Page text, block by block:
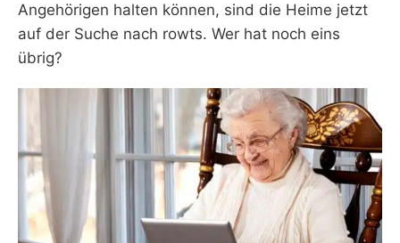
Angehörigen halten können, sind die Heime jetzt
auf der Suche nach rowts. Wer hat noch eins
übrig?